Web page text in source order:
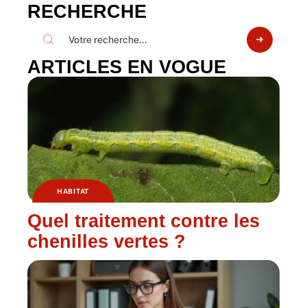
RECHERCHE
ARTICLES EN VOGUE
HABITAT
Quel traitement contre les
chenilles vertes ?